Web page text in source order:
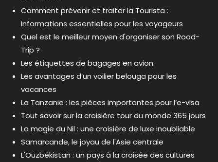
Comment prévenir et traiter la Tourista :
Informations essentielles pour les voyageurs
Quel est le meilleur moyen d'organiser son Road-
Trip ?
Les étiquettes de bagages en avion
Les avantages d’un voilier belouga pour les
vacances
La Tanzanie : les pièces importantes pour l’e-visa
Tout savoir sur la croisière tour du monde 365 jours
La magie du Nil : une croisière de luxe inoubliable
Samarcande, le joyau de l'Asie centrale
L'Ouzbékistan : un pays à la croisée des cultures